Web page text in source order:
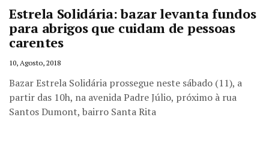
Estrela Solidária: bazar levanta fundos
para abrigos que cuidam de pessoas
carentes
10, Agosto, 2018
Bazar Estrela Solidária prossegue neste sábado (11), a
partir das 10h, na avenida Padre Júlio, próximo à rua
Santos Dumont, bairro Santa Rita